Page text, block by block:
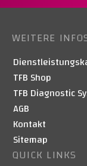
WEITERE
TFB Shop
TFB Diagnostic
AGB
Kontakt
Sitemap
QUICK LINKS